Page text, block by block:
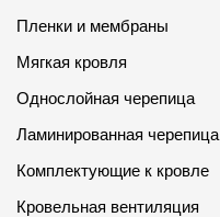
Пленки и мембраны
Мягкая кровля
Однослойная черепица
Ламинированная черепица
Комплектующие к кровле
Кровельная вентиляция